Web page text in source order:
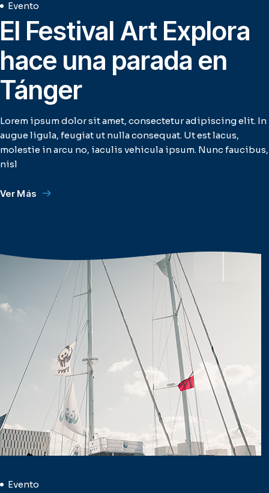
Evento
El Festival Art Explora
hace una parada en
Tánger
Lorem ipsum dolor sit amet, consectetur adipiscing elit. In
augue ligula, feugiat ut nulla consequat. Ut est lacus,
molestie in arcu no, iaculis vehicula ipsum. Nunc faucibus,
nisl
Ver Más
Evento